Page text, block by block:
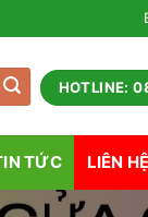
HOTLINE:
TỨC LIÊN HỆ